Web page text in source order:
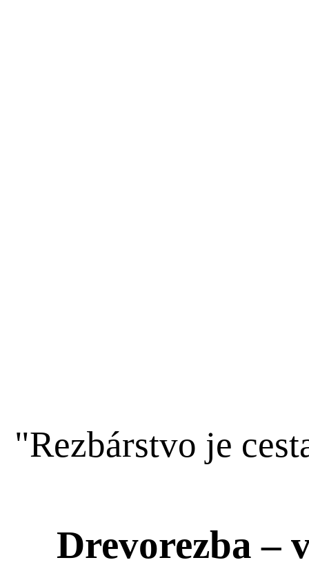
"Rezbárstvo je
Drevorezba –